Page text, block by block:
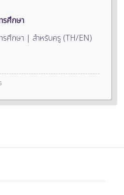
รศึกษา
ารศึกษา | สำหรับครู (TH/EN)